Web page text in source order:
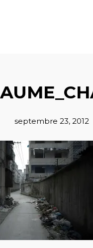
septembre 23, 2012